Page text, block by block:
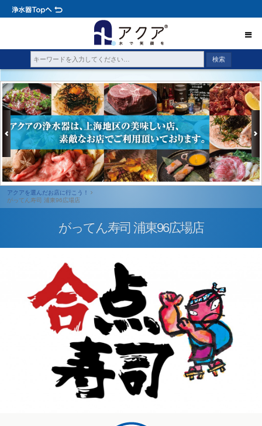
アクアを選んだお店に行こう！
がってん寿司 浦東96広場店
がってん寿司 浦東96広場店